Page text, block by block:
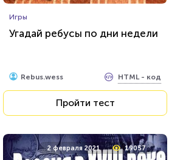
Сможете назвать 100% этих
голливудских звёзд?
Пройти тест
24 марта 2022 4605
Игры
Угадай ребусы по дни недели
Rebus.wess HTML - код
Пройти тест
2 февраля 2021 19057